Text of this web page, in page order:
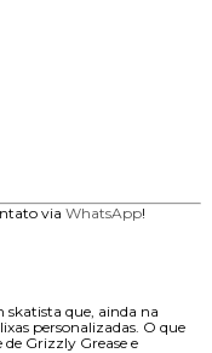
via WhatsApp!
skatista que, ainda na
personalizadas. O que
Grizzly Grease e